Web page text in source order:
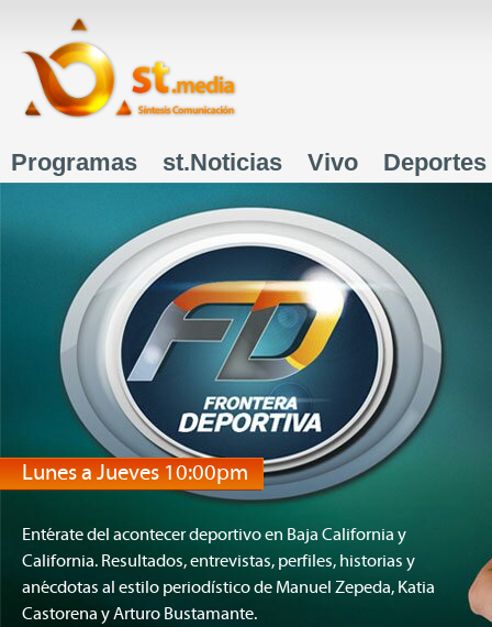
Menú principal
Programas st.Noticias Vivo Deportes
Lunes a Jueves 10:00pm
Entérate del acontecer deportivo en Baja California y
California. Resultados, entrevistas, perfiles, historias y
anécdotas al estilo periodístico de Manuel Zepeda, Katia
Castorena y Arturo Bustamante.